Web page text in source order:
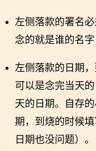
左侧落款的署名
念的就是谁的名
左侧落款的日期
可以是念完当天
天的日期。自存
期，到烧的时候
日期也没问题）